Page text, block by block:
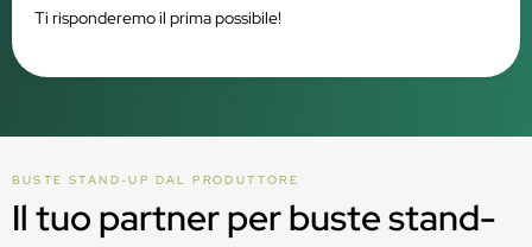
Ti risponderemo il prima possibile!
BUSTE STAND-UP DAL PRODUTTORE
Il tuo partner per buste stand-